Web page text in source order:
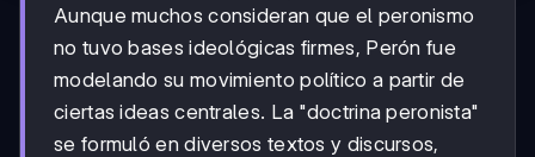
Aunque muchos consideran que el peronismo
no tuvo bases ideológicas firmes, Perón fue
modelando su movimiento político a partir de
ciertas ideas centrales. La "doctrina peronista"
se formuló en diversos textos y discursos,